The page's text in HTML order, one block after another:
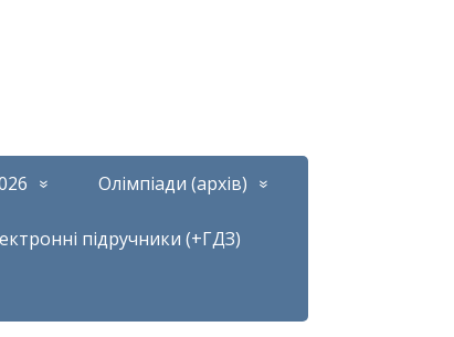
Олімпіади (архів)
підручники (+ГДЗ)